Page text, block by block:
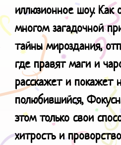
иллюзионное шоу. Как
многом загадочной
тайны мироздания,
где правят маги и
расскажет и покажет
полюбившийся,
этом только свои
хитрость и